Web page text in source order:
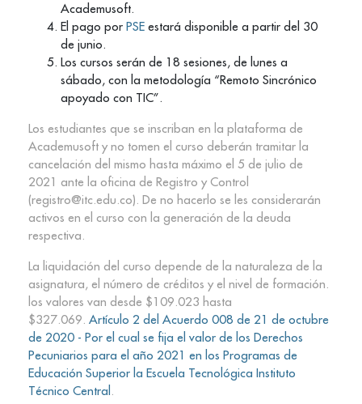
Academusoft.
El pago por PSEestará disponible a partir del 30
de junio.
Los cursos serán de 18 sesiones, de lunes a
sábado, con la metodología “Remoto Sincrónico
apoyado con TIC”.
Los estudiantes que se inscriban en la plataforma de
Academusoft y no tomen el curso deberán tramitar la
cancelación del mismo hasta máximo el 5 de julio de
2021 ante la oficina de Registro y Control
(registro@itc.edu.co). De no hacerlo se les considerarán
activos en el curso con la generación de la deuda
respectiva.
La liquidación del curso depende de la naturaleza de la
asignatura, el número de créditos y el nivel de formación.
los valores van desde $109.023 hasta
$327.069. Artículo 2 del Acuerdo 008 de 21 de octubre
de 2020 - Por el cual se fija el valor de los Derechos
Pecuniarios para el año 2021 en los Programas de
Educación Superior la Escuela Tecnológica Instituto
Técnico Central .